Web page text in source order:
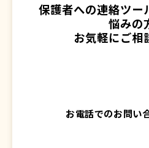
保護者への連絡ツー
悩みの
お気軽にご相
お電話でのお問い